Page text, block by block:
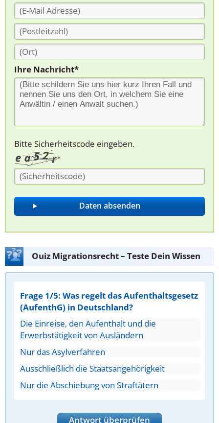
Ihre Nachricht*
Bitte Sicherheitscode eingeben.
Ouiz Migrationsrecht – Teste Dein Wissen
Frage 1/5: Was regelt das Aufenthaltsgesetz
(AufenthG) in Deutschland?
Die Einreise, den Aufenthalt und die
Erwerbstätigkeit von Ausländern
Nur das Asylverfahren
Ausschließlich die Staatsangehörigkeit
Nur die Abschiebung von Straftätern
Antwort überprüfen